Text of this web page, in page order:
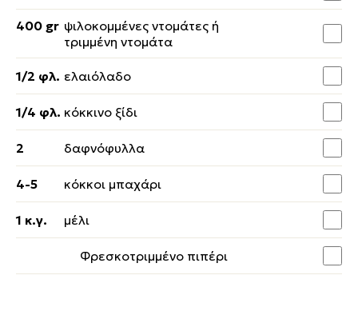
400 gr ψιλοκομμένες ντομάτες ή
τριμμένη ντομάτα
1/2 φλ. ελαιόλαδο
1/4 φλ. κόκκινο ξίδι
2 δαφνόφυλλα
4-5 κόκκοι μπαχάρι
1 κ.γ. μέλι
Φρεσκοτριμμένο πιπέρι